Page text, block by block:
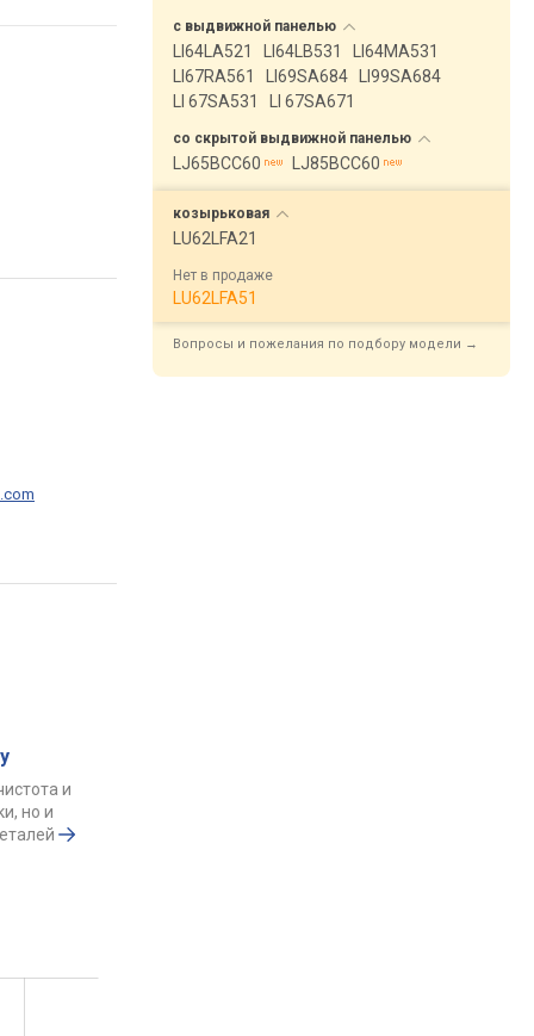
и
но и
с выдвижной панелью
LI64LA521 LI64LB531
LI64MA531
LI67RA561
LI69SA684
LI99SA684
LI 67SA531
LI 67SA671
со скрытой выдвижной панелью
LJ65BCC60 LJ85BCC60
козырьковая
LU62LFA21
Нет в продаже
LU62LFA51
Вопросы и пожелания по подбору модели →